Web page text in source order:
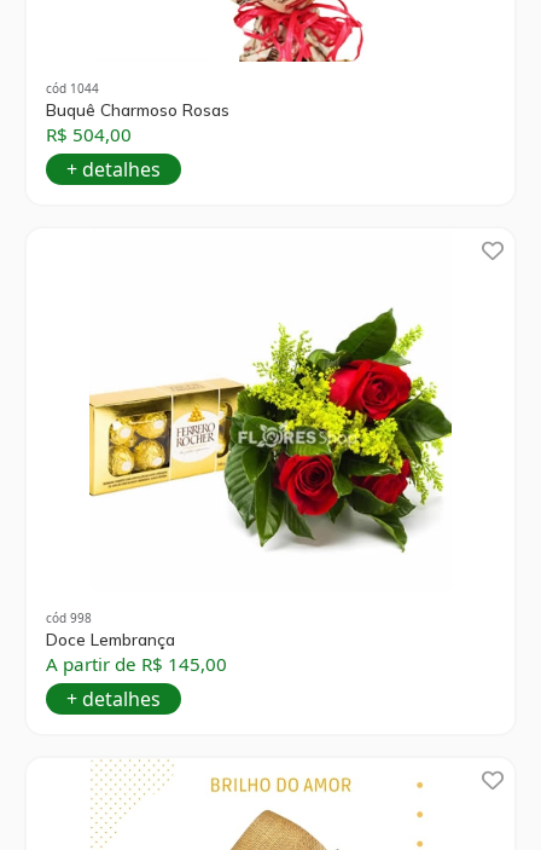
cód 1044
Buquê Charmoso Rosas
R$ 504,00
+ detalhes
cód 998
Doce Lembrança
A partir de R$ 145,00
+ detalhes